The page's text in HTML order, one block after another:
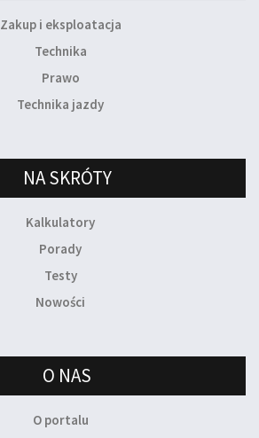
Zakup i eksploatacja
Technika
Prawo
Technika jazdy
NA SKRÓTY
Kalkulatory
Porady
Testy
Nowości
O NAS
O portalu